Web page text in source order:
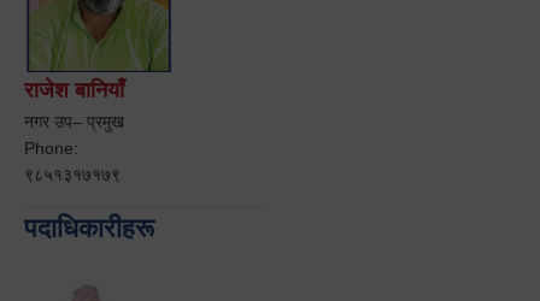
राजेश बानियाँ
नगर उप– प्रमुख
Phone:
९८५१३१७१७९
पदाधिकारीहरू